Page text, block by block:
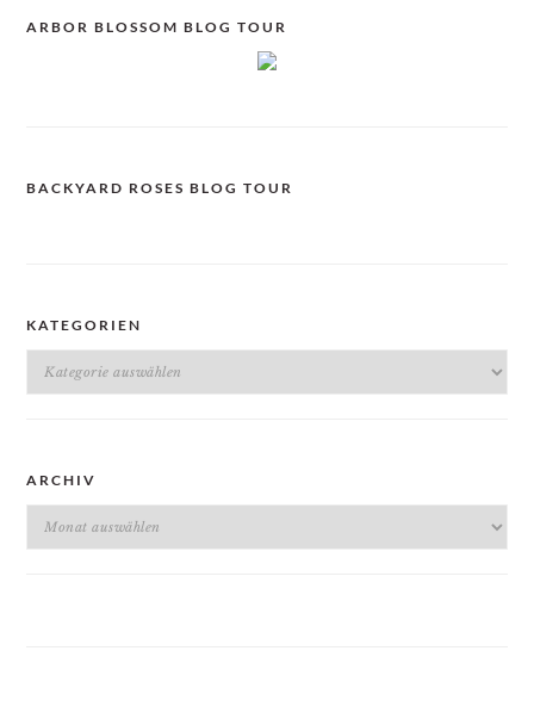
ARBOR BLOSSOM BLOG TOUR
BACKYARD ROSES BLOG TOUR
KATEGORIEN
Kategorien
ARCHIV
Archiv